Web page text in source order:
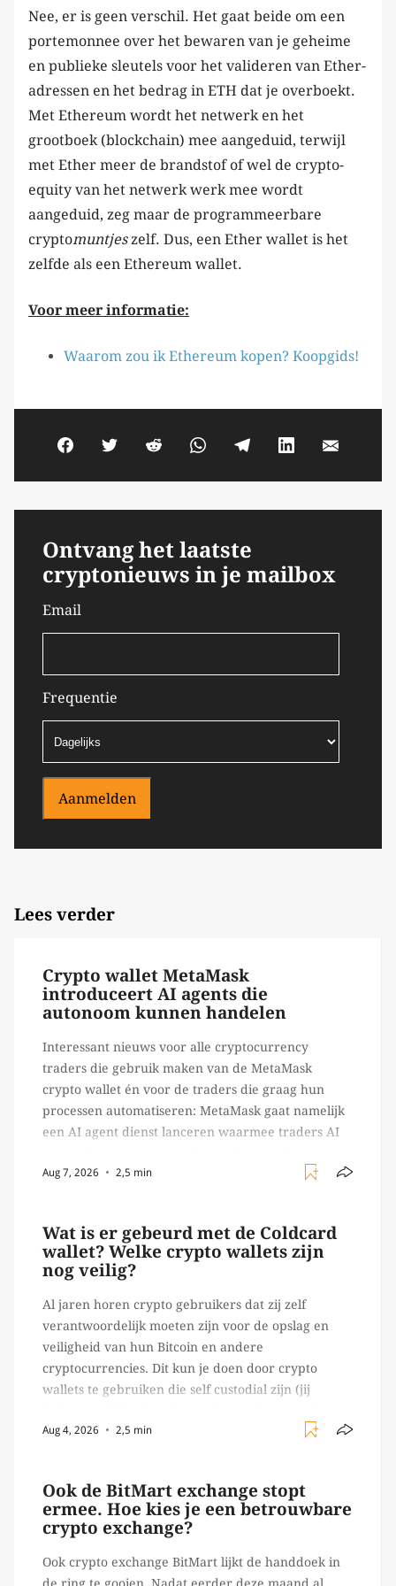
Nee, er is geen verschil. Het gaat beide om een
portemonnee over het bewaren van je geheime
en publieke sleutels voor het valideren van Ether-
adressen en het bedrag in ETH dat je overboekt.
Met Ethereum wordt het netwerk en het
grootboek (blockchain) mee aangeduid, terwijl
met Ether meer de brandstof of wel de crypto-
equity van het netwerk werk mee wordt
aangeduid, zeg maar de programmeerbare
cryptomuntjeszelf. Dus, een Ether wallet is het
zelfde als een Ethereum wallet.
Voor meer informatie:
Waarom zou ik Ethereum kopen? Koopgids!
Ontvang het laatste
cryptonieuws in je mailbox
Email
Frequentie
Aanmelden
Lees verder
Crypto wallet MetaMask
introduceert AI agents die
autonoom kunnen handelen
Interessant nieuws voor alle cryptocurrency
traders die gebruik maken van de MetaMask
crypto wallet én voor de traders die graag hun
processen automatiseren: MetaMask gaat namelijk
een AI agent dienst lanceren waarmee traders AI
verrichten, zoals het daadwerkelijk uitvoeren van
Aug 7, 2026 2,5 min
Wat is er gebeurd met de Coldcard
wallet? Welke crypto wallets zijn
nog veilig?
Al jaren horen crypto gebruikers dat zij zelf
verantwoordelijk moeten zijn voor de opslag en
veiligheid van hun Bitcoin en andere
cryptocurrencies. Dit kun je doen door crypto
wallets te gebruiken die self custodial zijn (jij
Ledger of Trezor bijvoorbeeld. Echter, op 29 juli
Aug 4, 2026 2,5 min
Ook de BitMart exchange stopt
ermee. Hoe kies je een betrouwbare
crypto exchange?
Ook crypto exchange BitMart lijkt de handdoek in